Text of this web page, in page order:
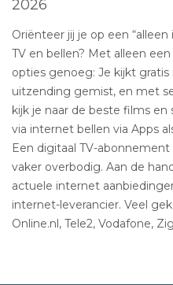
2026
Oriënteer jij je op een
TV en bellen? Met alleen
opties genoeg: Je kijkt gratis
uitzending gemist, en met
kijk je naar de beste films en
via internet bellen via Apps
Een digitaal TV-
vaker overbodig. Aan de
actuele internet
internet-leverancier. Veel
Online.nl, Tele2, Vodafone,